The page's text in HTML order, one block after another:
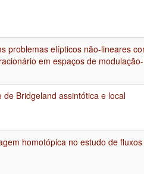
problemas elípticos não-lineares
em espaços de
de Bridgeland assintótica e local
homotópica no estudo de